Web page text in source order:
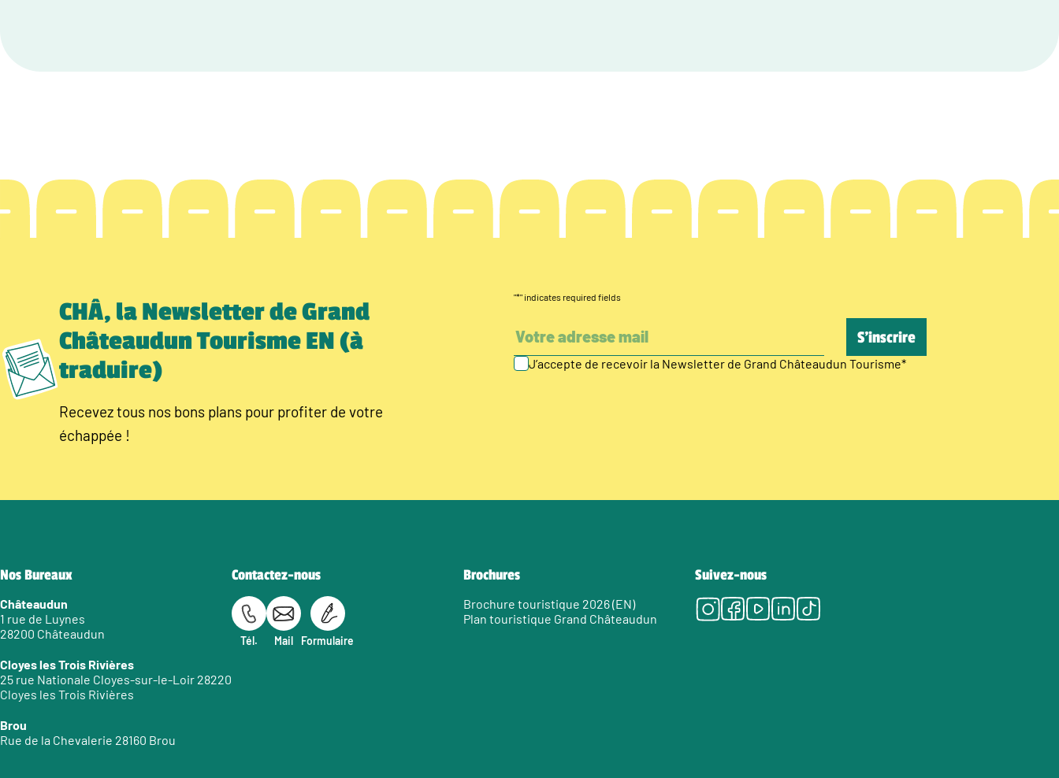
CHÂ, la Newsletter de Grand
Châteaudun Tourisme EN (à
traduire)
Recevez tous nos bons plans pour profiter de votre
échappée !
"*" indicates required fields
J’accepte de recevoir la Newsletter de Grand Châteaudun Tourisme*
Nos Bureaux
Châteaudun
1 rue de Luynes
28200 Châteaudun
Cloyes les Trois Rivières
25 rue Nationale Cloyes-sur-le-Loir 28220
Cloyes les Trois Rivières
Brou
Rue de la Chevalerie 28160 Brou
Contactez-nous
Tél. Mail Formulaire
Brochures
Brochure touristique 2026 (EN)
Plan touristique Grand Châteaudun
Suivez-nous
Instagram
Facebook
Youtube
LinkedIn
Tiktok